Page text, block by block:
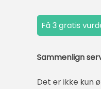
Sammenlign
Det er ikke kun